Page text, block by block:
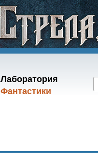
Лаборатория
Фантастики